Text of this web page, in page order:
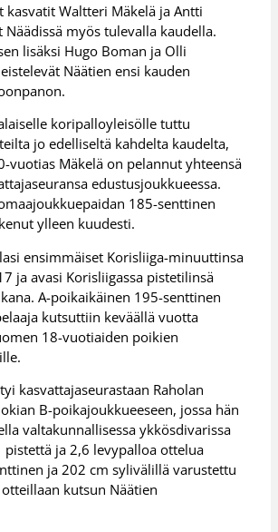
kasvatit Waltteri Mäkelä ja Antti
Näädissä myös tulevalla kaudella.
lisäksi Hugo Boman ja Olli
Näätien ensi kauden
koripalloyleisölle tuttu
jo edelliseltä kahdelta kaudelta,
vuotias Mäkelä on pelannut yhteensä
edustusjoukkueessa.
185-senttinen
ylleen kuudesti.
ensimmäiset Korisliiga-minuuttinsa
ja avasi Korisliigassa pistetilinsä
A-poikaikäinen 195-senttinen
kutsuttiin keväällä vuotta
18-vuotiaiden poikien
kasvattajaseurastaan Raholan
B-poikajoukkueeseen, jossa hän
valtakunnallisessa ykkösdivarissa
pistettä ja 2,6 levypalloa ottelua
ja 202 cm sylivälillä varustettu
kutsun Näätien